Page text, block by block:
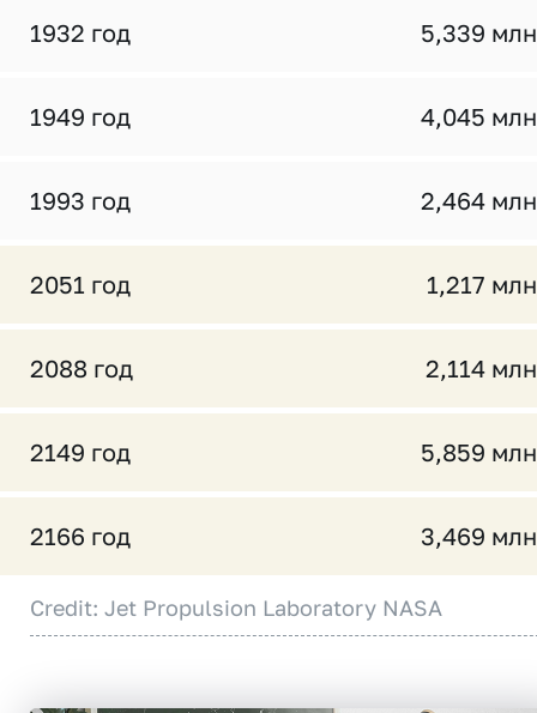
1932 год 5,339
1949 год 4,045
1993 год 2,464
2051 год 1,217
2088 год 2,114
2149 год 5,859
2166 год 3,469
Credit: Jet Propulsion Laboratory NASA